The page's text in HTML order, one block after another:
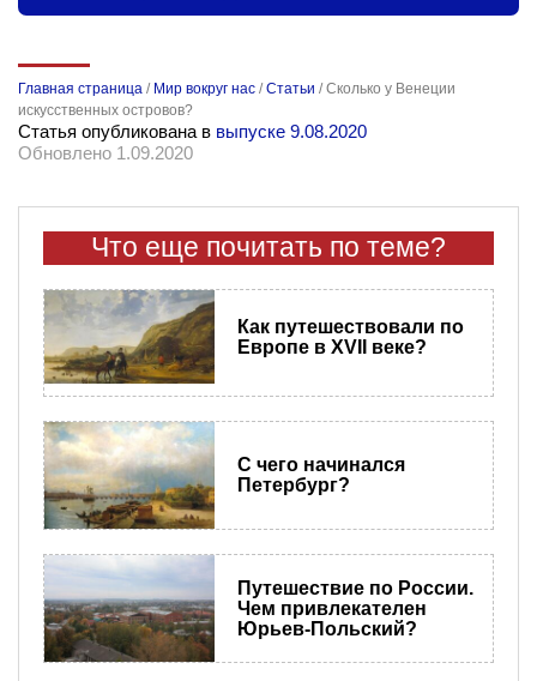
Главная страница / Мир вокруг нас /Статьи /Сколько у Венеции
искусственных островов?
Статья опубликована в выпуске 9.08.2020
Обновлено 1.09.2020
Что еще почитать по теме?
Как путешествовали по
Европе в XVII веке?
С чего начинался
Петербург?
Путешествие по России.
Чем привлекателен
Юрьев-Польский?